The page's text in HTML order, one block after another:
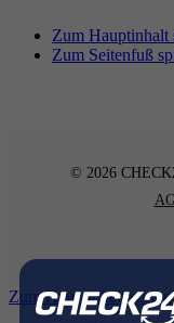
Zum Hauptinhalt
Zum Seitenfuß
© 2026
Zum Hauptinhalt